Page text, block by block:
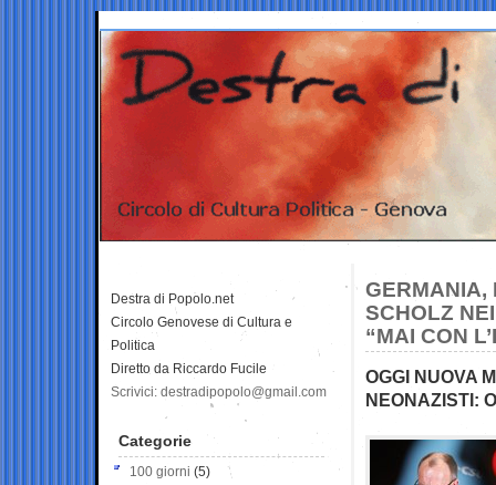
GERMANIA,
SCHOLZ
“MAI CON
OGGI NUOVA
NEONAZISTI:
Destra di Popolo.net
Circolo Genovese di Cultura e
Politica
Diretto da Riccardo Fucile
Scrivici: destradipopolo@gmail.com
Categorie
100 giorni (5)